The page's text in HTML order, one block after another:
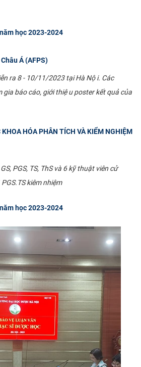
học 2023-2024
Á (AFPS)
ra 8 - 10/11/2023 tại Hà Nội. Các
gia báo cáo, giới thiệu poster kết quả của
HÓA PHÂN TÍCH VÀ KIỂM NGHIỆM
PGS, TS, ThS và 6 kỹ thuật viên cử
kiêm nhiệm
học 2023-2024